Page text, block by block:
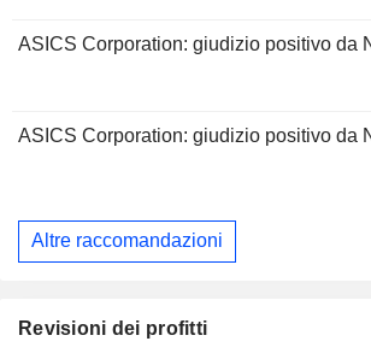
ASICS Corporation: giudizio positivo da
ASICS Corporation: giudizio positivo da
Altre raccomandazioni
Revisioni dei profitti